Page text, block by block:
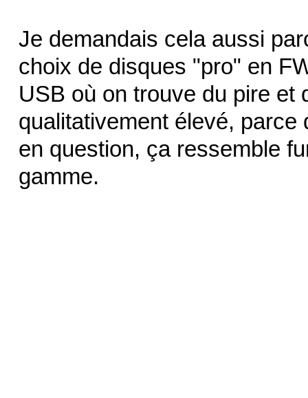
Je demandais cela aussi
choix de disques "pro" en
USB où on trouve du pire et
qualitativement élevé,
en question, ça ressemble
gamme.